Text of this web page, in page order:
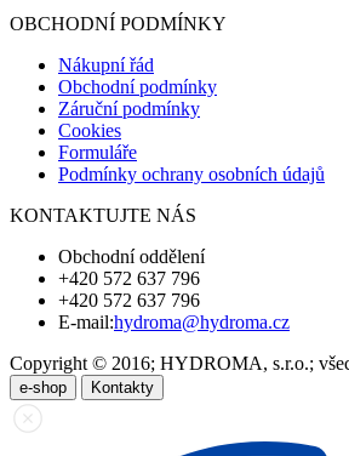
OBCHODNÍ PODMÍNKY
Nákupní řád
Obchodní podmínky
Záruční podmínky
Cookies
Formuláře
Podmínky ochrany osobních údajů
KONTAKTUJTE NÁS
Obchodní oddělení
+420 572 637 796
+420 572 637 796
E-mail:hydroma@hydroma.cz
Copyright © 2016; HYDROMA, s.r.o.;
e-shop Kontakty